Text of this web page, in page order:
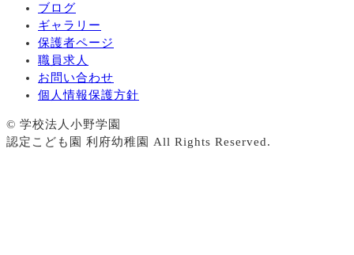
ブログ
ギャラリー
保護者ページ
職員求人
お問い合わせ
個人情報保護方針
© 学校法人小野学園
認定こども園 利府幼稚園 All Rights Reserved.